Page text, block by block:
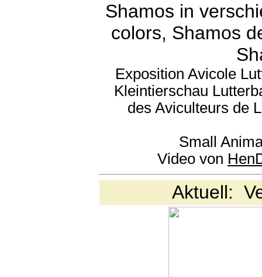
Shamos in
colors, Shamos
Exposition Avicole
Kleintierschau
des Aviculteurs de
Small
Video von
Aktuell: